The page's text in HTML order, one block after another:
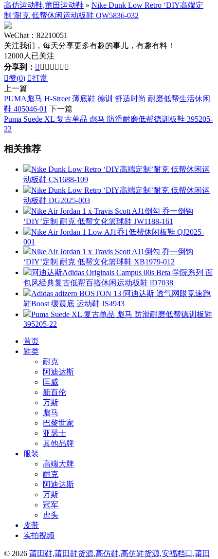
高仿运动鞋,莆田运动鞋 » Nike Dunk Low Retro ‘DIY高端定
制’耐克 低帮休闲运动板鞋 QW5836-032
WeChat：82210051
关注我们，每天分享更多有趣的事儿，有趣有料！
12000人已关注
分享到：       
赞(0) 打赏
上一篇
PUMA彪马 H-Street 薄底鞋 德训 舒适时尚 耐磨低帮生活休闲
鞋 405046-01 下一篇
Puma Suede XL 复古单品 彪马 防滑耐磨低帮德训板鞋 395205-
22
相关推荐
Nike Dunk Low Retro ‘DIY高端定制’耐克 低帮休闲运
动板鞋 CS1688-109
Nike Dunk Low Retro ‘DIY高端定制’耐克 低帮休闲运
动板鞋 DG2025-003
Nike Air Jordan 1 x Travis Scott AJ1倒勾 乔一倒钩
‘DIY’定制 耐克 低帮文化篮球鞋 JW1188-161
Nike Air Jordan 1 Low AJ1乔1低帮休闲板鞋 QJ2025-
001
Nike Air Jordan 1 x Travis Scott AJ1倒勾 乔一倒钩
‘DIY’定制 耐克 低帮文化篮球鞋 XB1979-012
阿迪达斯Adidas Originals Campus 00s Beta 学院系列 面
包风经典复古低帮百搭休闲运动板鞋 lD7038
Adidas adizero BOSTON 13 阿迪达斯 透气网眼竞速跑
鞋Boost 缓震底 运动鞋 JS4943
Puma Suede XL 复古单品 彪马 防滑耐磨低帮德训板鞋
395205-22
首页
鞋类
耐克
阿迪达斯
匡威
新百伦
万斯
彪马
巴黎世家
亚瑟士
其他品牌
服装
高端大牌
耐克
阿迪达斯
万斯
冠军
虎头
皮带
实拍视频
© 2026 莆田鞋,莆田鞋货源,高仿鞋,高仿鞋货源,安福档口,莆田